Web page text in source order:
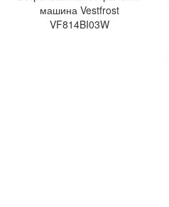
машина Vestfrost
VF814BI03W